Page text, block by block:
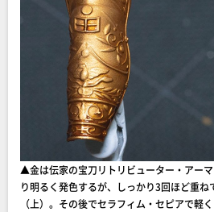
▲金は伝家の宝刀リトリビューター・アー
り明るく発色するが、しっかり3回ほど重ね
（上）。その後でセラフィム・セピアで軽